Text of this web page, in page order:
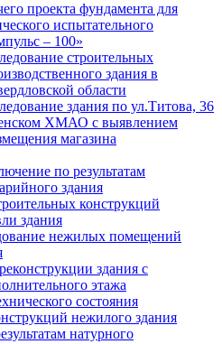
проекта фундамента для
испытательного
– 100»
строительных
здания в
области
здания по ул.Титова, 36
ХМАО с выявлением
магазина
по результатам
здания
конструкций
здания
нежилых помещений
здания с
этажа
состояния
нежилого здания
натурного